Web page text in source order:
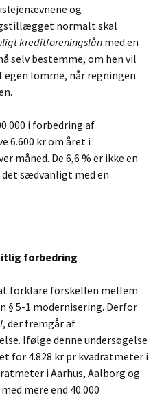
og
normalt skal
kreditforeningslån med en
selv bestemme, om hen vil
lomme, når regningen
i forbedring af
6.600 kr om året i
måned. De 6,6 % er ikke en
sædvanligt med en
forbedring
forklare forskellen mellem
§ 5-1 modernisering. Derfor
, der fremgår af
Ifølge denne undersøgelse
for 4.828 kr pr kvadratmeter i
i Aarhus, Aalborg og
mere end 40.000